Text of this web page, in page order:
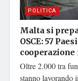
POLITICA
Malta si
OSCE: 57
Oltre 2.000 tra
stanno lavorando